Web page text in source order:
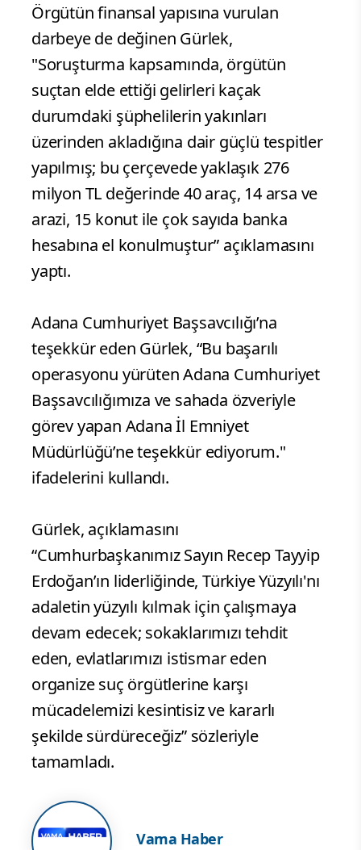
Örgütün finansal yapısına vurulan
darbeye de değinen Gürlek,
"Soruşturma kapsamında, örgütün
suçtan elde ettiği gelirleri kaçak
durumdaki şüphelilerin yakınları
üzerinden akladığına dair güçlü tespitler
yapılmış; bu çerçevede yaklaşık 276
milyon TL değerinde 40 araç, 14 arsa ve
arazi, 15 konut ile çok sayıda banka
hesabına el konulmuştur” açıklamasını
yaptı.
Adana Cumhuriyet Başsavcılığı’na
teşekkür eden Gürlek, “Bu başarılı
operasyonu yürüten Adana Cumhuriyet
Başsavcılığımıza ve sahada özveriyle
görev yapan Adana İl Emniyet
Müdürlüğü’ne teşekkür ediyorum."
ifadelerini kullandı.
Gürlek, açıklamasını
“Cumhurbaşkanımız Sayın Recep Tayyip
Erdoğan’ın liderliğinde, Türkiye Yüzyılı'nı
adaletin yüzyılı kılmak için çalışmaya
devam edecek; sokaklarımızı tehdit
eden, evlatlarımızı istismar eden
organize suç örgütlerine karşı
mücadelemizi kesintisiz ve kararlı
şekilde sürdüreceğiz” sözleriyle
tamamladı.
Vama Haber